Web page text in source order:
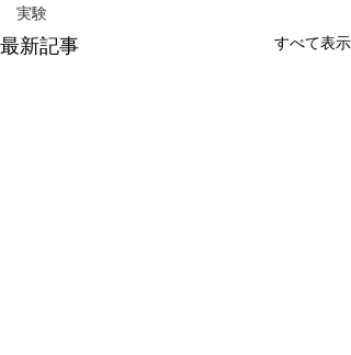
実験
最新記事 すべて表示